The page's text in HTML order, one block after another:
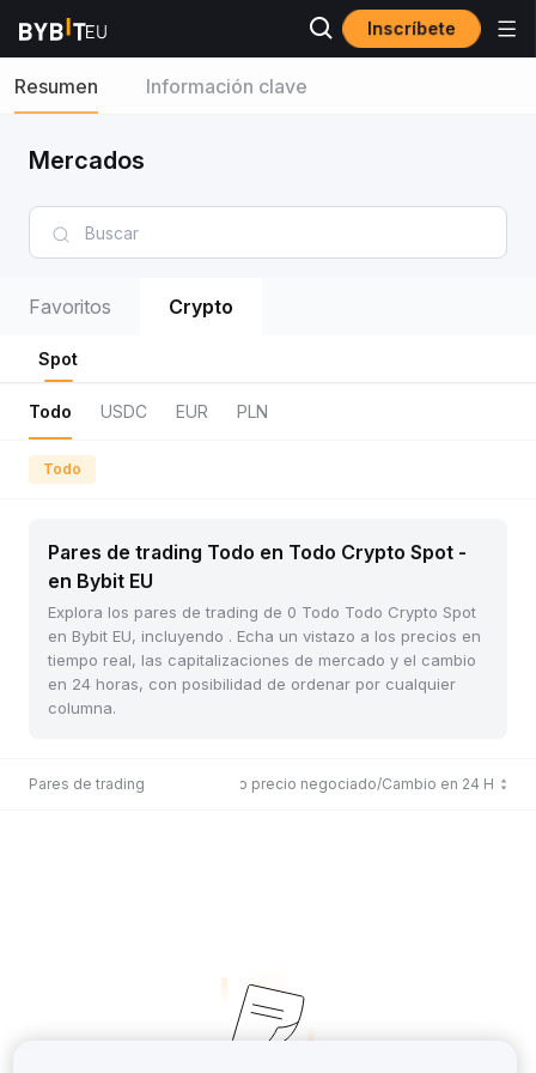
Inscríbete
Resumen Información clave
Mercados
Favoritos Crypto
Spot
Todo USDC EUR PLN
Todo
Pares de trading Todo en Todo Crypto Spot -
en Bybit EU
Explora los pares de trading de 0 Todo Todo Crypto Spot
en Bybit EU, incluyendo . Echa un vistazo a los precios en
tiempo real, las capitalizaciones de mercado y el cambio
en 24 horas, con posibilidad de ordenar por cualquier
columna.
Pares de trading Último precio negociado/Cambio en 24 H